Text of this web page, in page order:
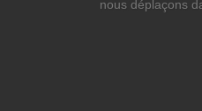
nous déplaçons